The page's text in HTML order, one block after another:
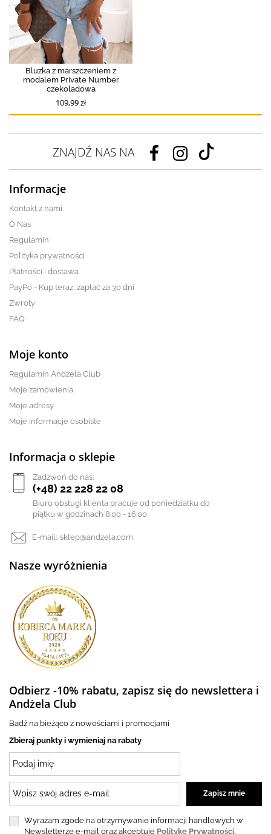
Bluzka z marszczeniem z
modalem Private Number
czekoladowa
109,99 zł
ZNAJDŹ NAS NA
Informacje
Kontakt z nami
O Nas
Regulamin
Polityka prywatności
Płatności i dostawa
PayPo - Kup teraz, zapłać za 30 dni
Zwroty
FAQ
Moje konto
Regulamin Andżela Club
Moje zamówienia
Moje adresy
Moje informacje osobiste
Informacja o sklepie
Zadzwoń do nas:
(+48) 22 228 22 08
Biuro obsługi klienta pracuje od poniedziałku do
piątku w godzinach 8:00 - 16:00
E-mail: sklep@andzela.com
Nasze wyróżnienia
Odbierz -10% rabatu, zapisz się do newslettera i
Andżela Club
Badź na bieżąco z nowościami i promocjami
Zbieraj punkty i wymieniaj na rabaty
Wyrażam zgode na otrzymywanie informacji handlowych w
Newsletterze e-mail oraz akceptuję Politykę Prywatności.